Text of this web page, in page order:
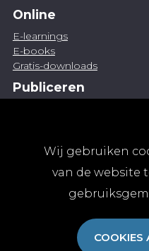
Wij gebruiken
van de website
COOKIES
Online
E-learnings
E-books
Gratis-downloads
Publiceren
Abonnementen
Algemene